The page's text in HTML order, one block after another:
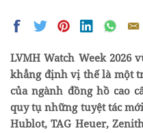
LVMH Watch Week 2026
khẳng định vị thế là một
của ngành đồng hồ cao
quy tụ những tuyệt tác
Hublot, TAG Heuer,